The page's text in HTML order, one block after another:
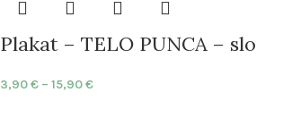
Plakat – TELO PUNCA – slo
3,90€ – 15,90€